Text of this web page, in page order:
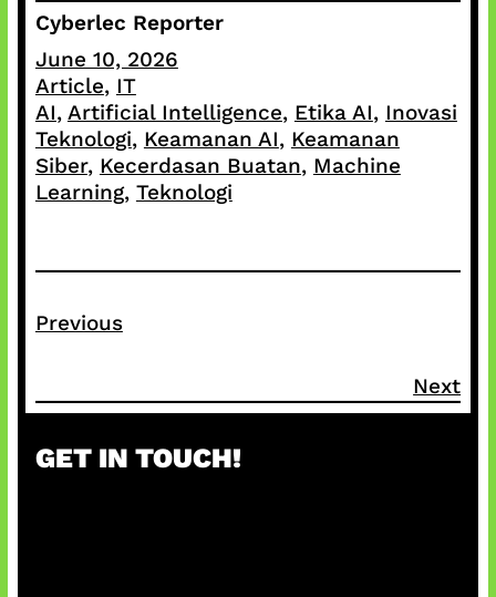
Cyberlec Reporter
June 10, 2026
Article, IT
AI, Artificial Intelligence, Etika AI, Inovasi
Teknologi, Keamanan AI, Keamanan
Siber, Kecerdasan Buatan, Machine
Learning, Teknologi
Previous
Next
GET IN TOUCH!